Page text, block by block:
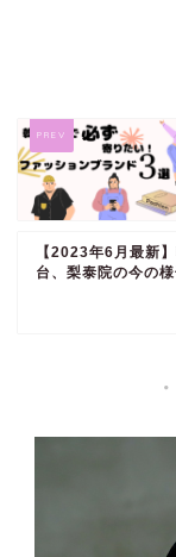
【2023年6月最新
台、梨泰院の今の